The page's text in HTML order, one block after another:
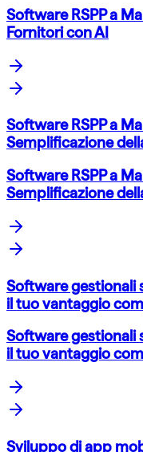
Software RSPP a
Fornitori con AI
Software RSPP a
Semplificazione
Software RSPP a
Semplificazione
Software gestionali
il tuo vantaggio
Software gestionali
il tuo vantaggio
Sviluppo di app